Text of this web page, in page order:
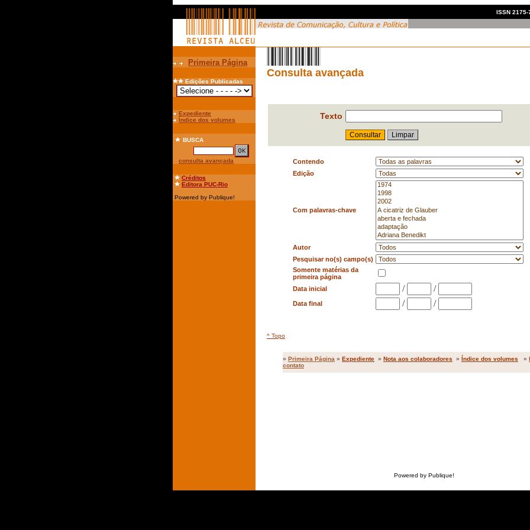
Primeira Página
Edições Publicadas
Expediente
Índice dos volumes
BUSCA
consulta avançada
Créditos
Editora PUC-Rio
Powered by Publique!
ISSN
Consulta avançada
Texto
Contendo
Edição
Com palavras-chave
Autor
Pesquisar no(s) campo(s)
Somente matérias da
primeira página
Data inicial
/ /
Data final / /
^ Topo
» Primeira Página » Expediente » Nota aos colaboradores » Índice dos volumes »
contato
Powered by Publique!